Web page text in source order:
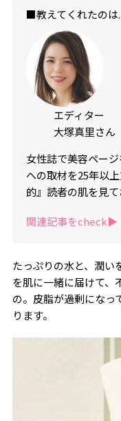
■教えてくれたのは
エディター
大塚真里さん
女性誌で美容ペー
への取材を25年以
的』読者の肌を見
関連記事をcheck▶︎
たっぷりの水と、潤い
を肌に一緒に届けて、
の。皮脂が過剰になっ
ります。